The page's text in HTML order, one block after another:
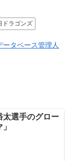
ドラゴンズ
ータベース管理人
太選手のグロー